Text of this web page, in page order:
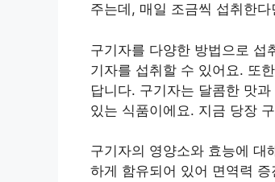
주는데, 매일 조금씩 섭취한
구기자를 다양한 방법으로 섭
기자를 섭취할 수 있어요. 또
답니다. 구기자는 달콤한 맛
있는 식품이에요. 지금 당장
구기자의 영양소와 효능에 대
하게 함유되어 있어 면역력